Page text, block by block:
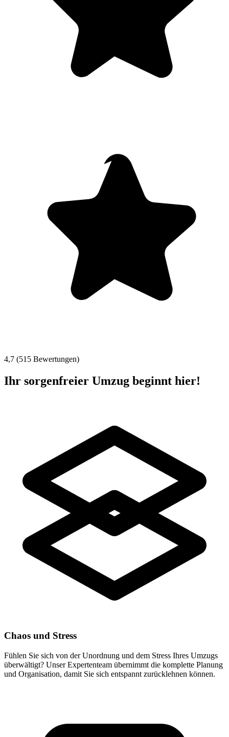
4,7 (515 Bewertungen)
Ihr sorgenfreier Umzug beginnt hier!
Chaos und Stress
Fühlen Sie sich von der Unordnung und dem Stress Ihres Umzugs
überwältigt? Unser Expertenteam übernimmt die komplette Planung
und Organisation, damit Sie sich entspannt zurücklehnen können.